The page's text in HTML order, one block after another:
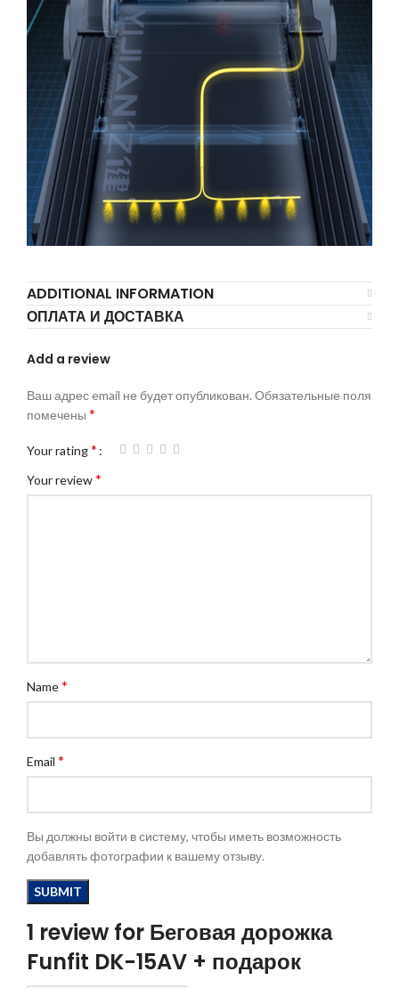
ADDITIONAL INFORMATION
ОПЛАТА И ДОСТАВКА
1 review for Беговая дорожка
Funfit DK-15AV + подарок
Add a review
Ваш адрес email не будет опубликован. Обязательные поля
помечены *
Your rating*
Your review*
Name*
Email *
Вы должны войти в систему, чтобы иметь возможность
добавлять фотографии к вашему отзыву.